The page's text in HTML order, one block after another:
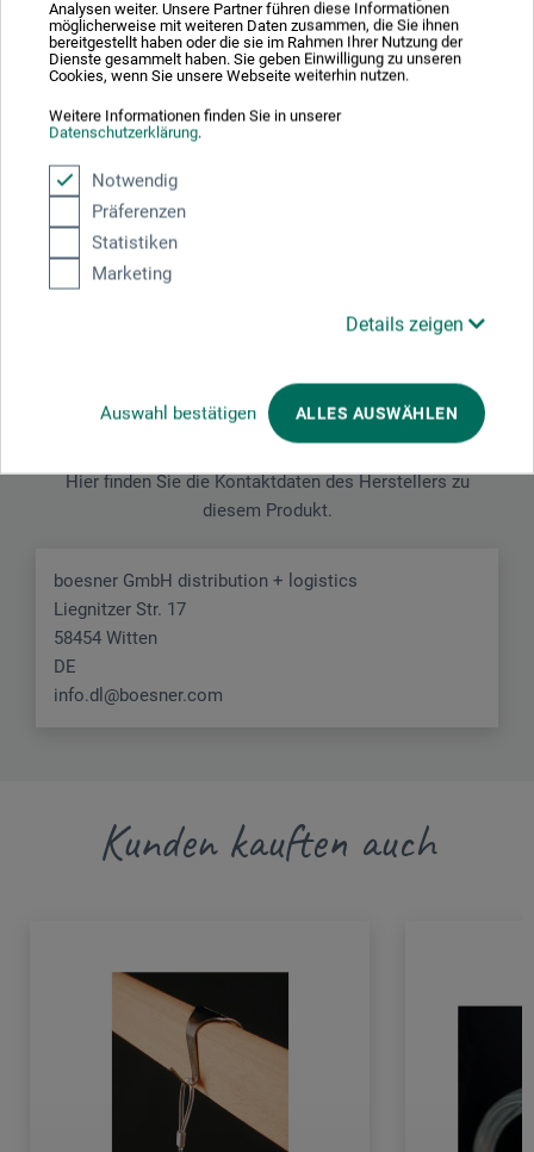
Analysen weiter. Unsere Partner führen diese Informationen
möglicherweise mit weiteren Daten zusammen, die Sie ihnen
bereitgestellt haben oder die sie im Rahmen Ihrer Nutzung der
Dienste gesammelt haben. Sie geben Einwilligung zu unseren
Cookies, wenn Sie unsere Webseite weiterhin nutzen.
Weitere Informationen finden Sie in unserer
Datenschutzerklärung.
Notwendig
Präferenzen
Statistiken
Marketing
Details zeigen
Auswahl bestätigen ALLES AUSWÄHLEN
Produktbewertungen (0)
Schreiben Sie die erste Bewertung zu diesem Produkt
JETZT PRODUKT BEWERTEN
Hersteller-Kontakt
Hier finden Sie die Kontaktdaten des Herstellers zu
diesem Produkt.
boesner GmbH distribution + logistics
Liegnitzer Str. 17
58454 Witten
DE
info.dl@boesner.com
Kunden kauften auch